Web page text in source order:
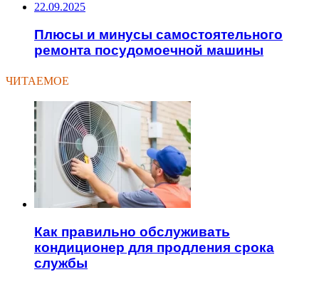
22.09.2025
Плюсы и минусы самостоятельного
ремонта посудомоечной машины
ЧИТАЕМОЕ
Как правильно обслуживать
кондиционер для продления срока
службы